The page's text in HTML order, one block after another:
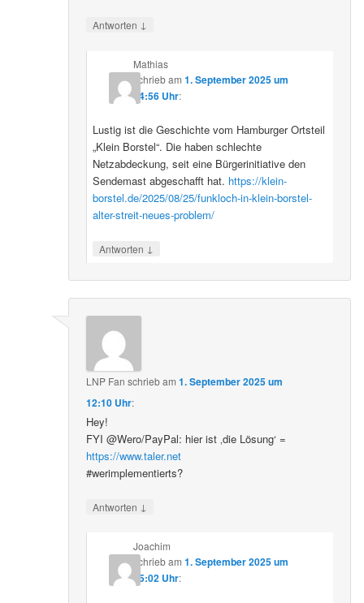
Antworten ↓
Mathias
schriebam 1. September 2025 um
14:56 Uhr:
Lustig ist die Geschichte vom Hamburger Ortsteil
„Klein Borstel“. Die haben schlechte
Netzabdeckung, seit eine Bürgerinitiative den
Sendemast abgeschafft hat. https://klein-
borstel.de/2025/08/25/funkloch-in-klein-borstel-
alter-streit-neues-problem/
Antworten ↓
LNP Fan schriebam1. September 2025 um
12:10 Uhr:
Hey!
FYI @Wero/PayPal: hier ist ‚die Lösung‘ =
https://www.taler.net
#werimplementierts?
Antworten ↓
Joachim
schriebam 1. September 2025 um
15:02 Uhr: